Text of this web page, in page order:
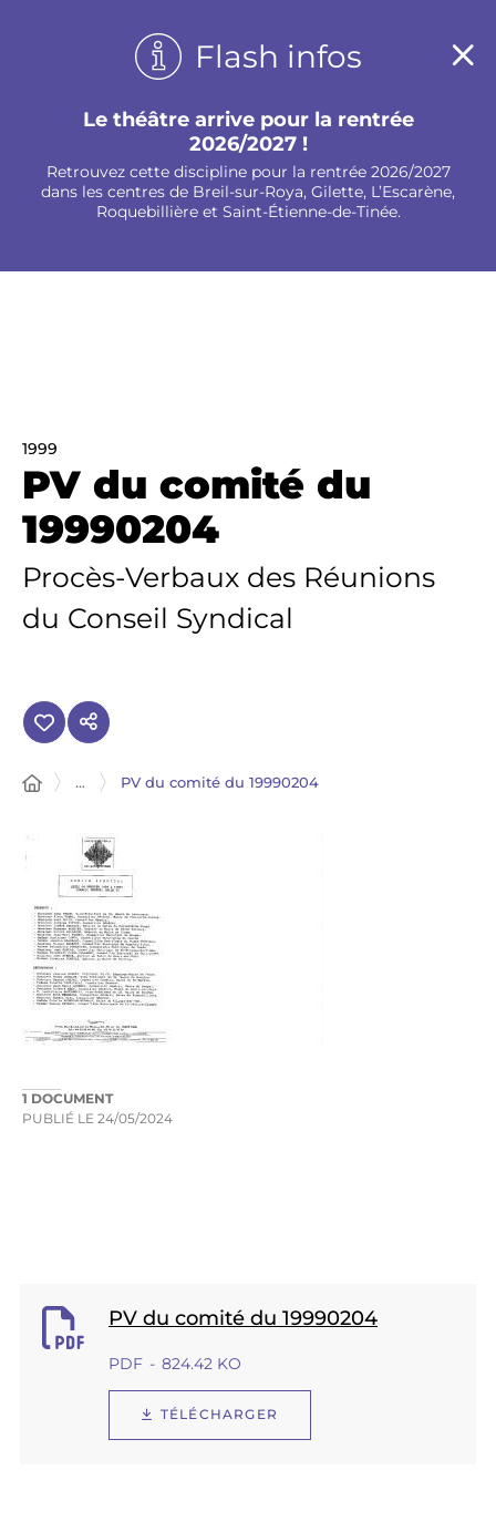
Flash infos
Le théâtre arrive pour la rentrée
2026/2027 !
Retrouvez cette discipline pour la rentrée 2026/2027
dans les centres de Breil-sur-Roya, Gilette, L’Escarène,
Roquebillière et Saint-Étienne-de-Tinée.
1999
PV du comité du
19990204
Procès-Verbaux des Réunions
du Conseil Syndical
... PV du comité du 19990204
1 DOCUMENT
PUBLIÉ LE 24/05/2024
PV du comité du 19990204
PDF 824.42 KO
TÉLÉCHARGER